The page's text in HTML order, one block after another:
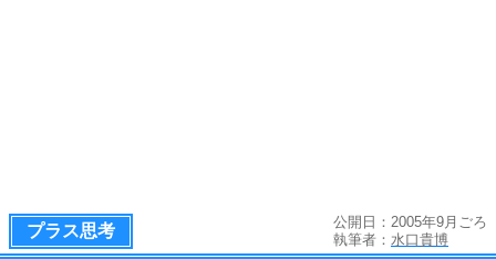
プラス思考
公開日：2005年9月ごろ
執筆者： 水口貴博